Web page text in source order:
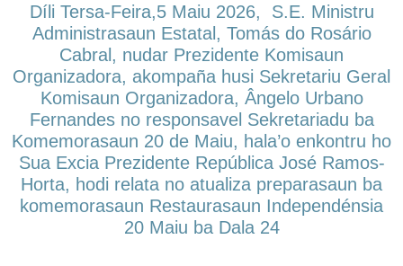
Díli Tersa-Feira,5 Maiu 2026, S.E. Ministru
Administrasaun Estatal, Tomás do Rosário
Cabral, nudar Prezidente Komisaun
Organizadora, akompaña husi Sekretariu Geral
Komisaun Organizadora, Ângelo Urbano
Fernandes no responsavel Sekretariadu ba
Komemorasaun 20 de Maiu, hala’o enkontru ho
Sua Excia Prezidente República José Ramos-
Horta, hodi relata no atualiza preparasaun ba
komemorasaun Restaurasaun Independénsia
20 Maiu ba Dala 24